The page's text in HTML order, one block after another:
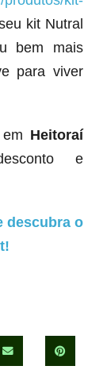
kit Nutral
bem mais
para viver
Heitoraí
e
descubra o